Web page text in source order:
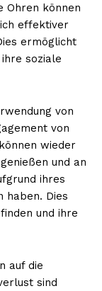
Ohren können
effektiver
ermöglicht
soziale
von
von
wieder
und an
ihres
haben. Dies
und ihre
auf die
sind